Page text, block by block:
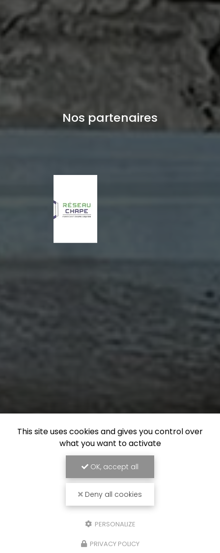
Nos partenaires
This site uses cookies and gives you control over
what you want to activate
OK, accept all
Deny all cookies
PERSONALIZE
PRIVACY POLICY